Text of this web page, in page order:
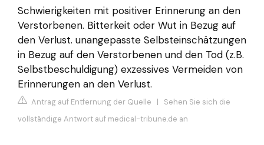
Schwierigkeiten mit positiver Erinnerung an den
Verstorbenen. Bitterkeit oder Wut in Bezug auf
den Verlust. unangepasste Selbsteinschätzungen
in Bezug auf den Verstorbenen und den Tod (z.B.
Selbstbeschuldigung) exzessives Vermeiden von
Erinnerungen an den Verlust.
Antrag auf Entfernung der Quelle | Sehen Sie sich die
vollständige Antwort auf medical-tribune.de an